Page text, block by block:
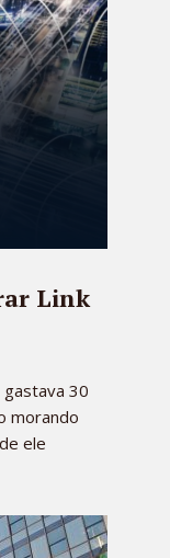
Link
gastava 30
morando
ele